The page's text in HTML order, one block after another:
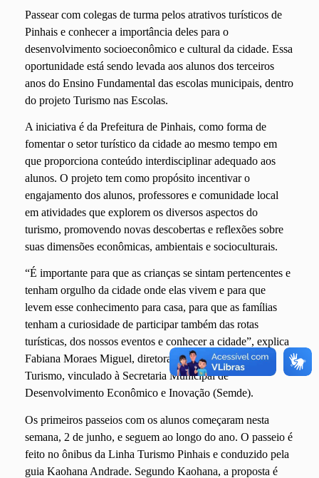
Passear com colegas de turma pelos atrativos turísticos de
Pinhais e conhecer a importância deles para o
desenvolvimento socioeconômico e cultural da cidade. Essa
oportunidade está sendo levada aos alunos dos terceiros
anos do Ensino Fundamental das escolas municipais, dentro
do projeto Turismo nas Escolas.
A iniciativa é da Prefeitura de Pinhais, como forma de
fomentar o setor turístico da cidade ao mesmo tempo em
que proporciona conteúdo interdisciplinar adequado aos
alunos. O projeto tem como propósito incentivar o
engajamento dos alunos, professores e comunidade local
em atividades que explorem os diversos aspectos do
turismo, promovendo novas descobertas e reflexões sobre
suas dimensões econômicas, ambientais e socioculturais.
“É importante para que as crianças se sintam pertencentes e
tenham orgulho da cidade onde elas vivem e para que
levem esse conhecimento para casa, para que as famílias
tenham a curiosidade de participar também das rotas
turísticas, dos nossos eventos e conhecer a cidade”, explica
Fabiana Moraes Miguel, diretora do Departamento de
Turismo, vinculado à Secretaria Municipal de
Desenvolvimento Econômico e Inovação (Semde).
Os primeiros passeios com os alunos começaram nesta
semana, 2 de junho, e seguem ao longo do ano. O passeio é
feito no ônibus da Linha Turismo Pinhais e conduzido pela
guia Kaohana Andrade. Segundo Kaohana, a proposta é